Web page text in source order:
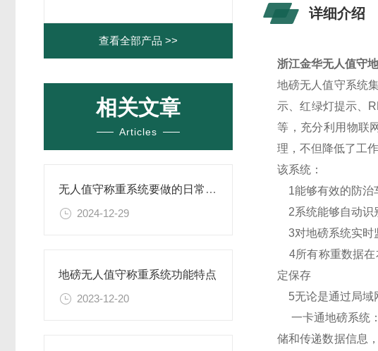
查看全部产品 >>
相关文章
Articles
无人值守称重系统要做的日常维护
2024-12-29
地磅无人值守称重系统功能特点
2023-12-20
详细介绍
浙江金华无人值守
地磅无人值守系统
示、红绿灯提示、
等，充分利用物联
理，不但降低了工
该系统：
1能够有效的防治
2系统能够自动识
3对地磅系统实时
4所有称重数据在
定保存
5无论是通过局域
一卡通地磅系统
储和传递数据信息